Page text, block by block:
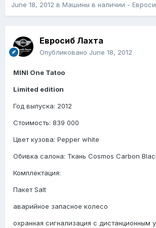
June 18, 2012 в Машины в наличии -
Евросиб Лахта
Опубликовано June 18, 2012
MINI One Tatoo
Limited edition
Год выпуска: 2012
Стоимость: 839 000
Цвет кузова: Pepper white
Обивка салона: Ткань Cosmos Carbon
Комплектация:
Пакет Salt
аварийное запасное колесо
охранная сигнализация с дистанционным